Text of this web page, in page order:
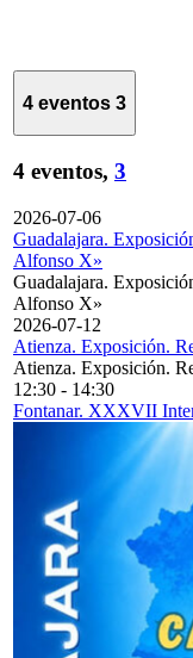
4 eventos 3
4 eventos, 3
2026-07-06
Guadalajara.
Alfonso X»
Guadalajara.
Alfonso X»
2026-07-12
Atienza. Exposición.
Atienza. Exposición.
12:30 - 14:30
Fontanar. XXXVII